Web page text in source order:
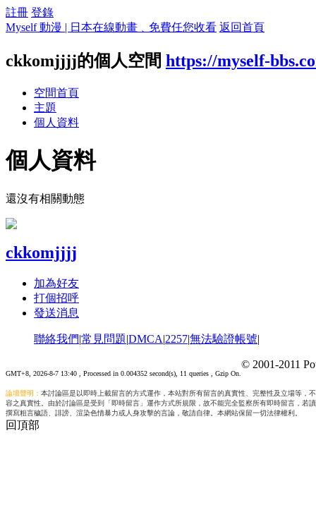
註冊 登錄
Myself 動漫 | 日本在線動畫﹑免費任您收看 返回首頁
ckkomjjjj的個人空間 https://myself-
空間首頁
主題
個人資料
個人資料
還沒有相關動態
ckkomjjjj
加為好友
打個招呼
發送消息
聯絡我們|常見問題|DMCA|2257|無法驗證帳號|
GMT+8, 2026-8-7 13:40 , Processed in 0.004352 second(s), 11 queries , Gzip On.
© 2001-2011
論壇聲明： 本討論區是以即時上載留言的方式運作，本站對所有留言的真實性、完整性及立場等
容之真實性。由於討論區是受到「即時留言」運作方式所規限，故不能完全監察所有即時留言，
撰寫粗言穢語、誹謗、渲染色情暴力或人身攻擊的言論，敬請自律。本網站保留一切法律權利。
回頂部